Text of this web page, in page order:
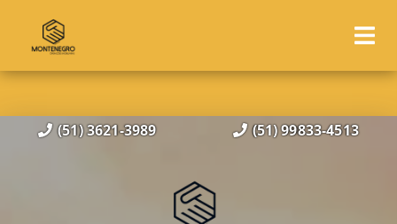
(51) 3621-3989 (51) 99833-4513